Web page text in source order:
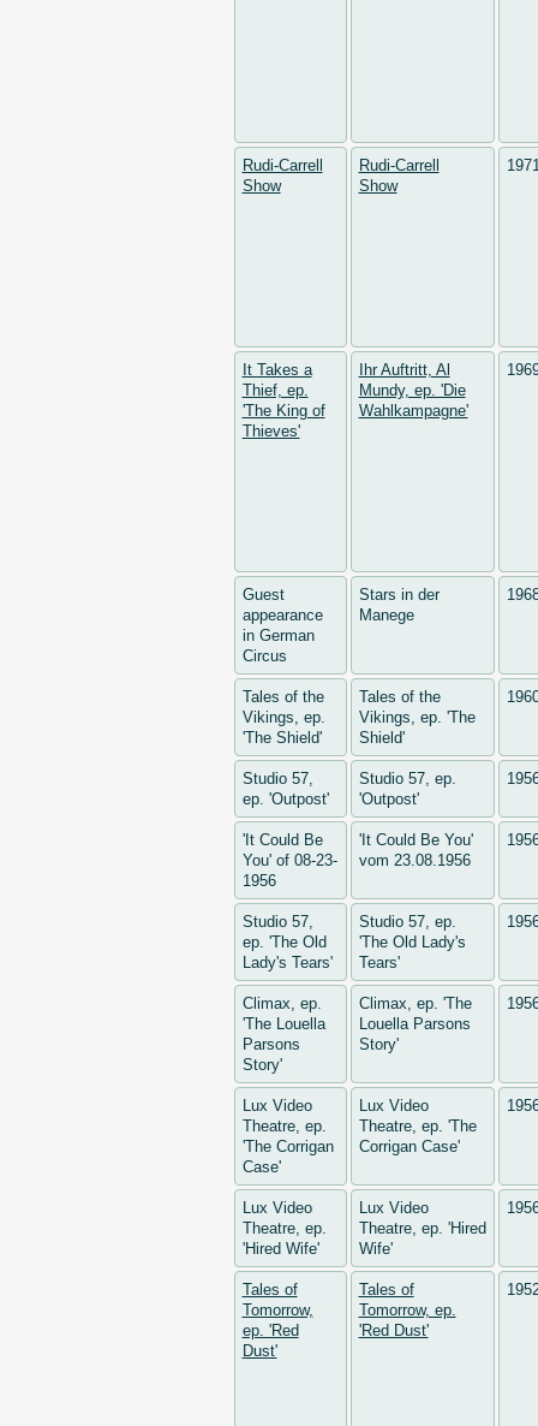
Rudi-Carrell
Show
Rudi-Carrell
Show
It Takes a
Thief, ep.
'The King of
Thieves'
Ihr Auftritt, Al
Mundy, ep. 'Die
Wahlkampagne'
Guest
appearance
in German
Circus
Stars in der
Manege
Tales of the
Vikings, ep.
'The Shield'
Tales of the
Vikings, ep. 'The
Shield'
Studio 57,
ep. 'Outpost'
Studio 57, ep.
'Outpost'
'It Could Be
You' of 08-23-
1956
'It Could Be You'
vom 23.08.1956
Studio 57,
ep. 'The Old
Lady's Tears'
Studio 57, ep.
'The Old Lady's
Tears'
Climax, ep.
'The Louella
Parsons
Story'
Climax, ep. 'The
Louella Parsons
Story'
Lux Video
Theatre, ep.
'The Corrigan
Case'
Lux Video
Theatre, ep. 'The
Corrigan Case'
Lux Video
Theatre, ep.
'Hired Wife'
Lux Video
Theatre, ep. 'Hired
Wife'
Tales of
Tomorrow,
ep. 'Red
Dust'
Tales of
Tomorrow, ep.
'Red Dust'